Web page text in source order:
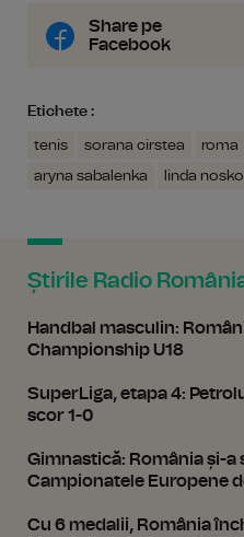
Share pe
Facebook
Etichete :
tenis sorana cirstea roma
aryna sabalenka
linda
Știrile Radio
Handbal masculin:
Championship U18
SuperLiga, etapa 4:
scor 1-0
Gimnastică: România și-
Campionatele Europene
Cu 6 medalii, România